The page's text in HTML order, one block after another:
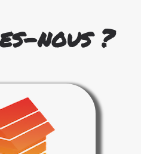
nous ?